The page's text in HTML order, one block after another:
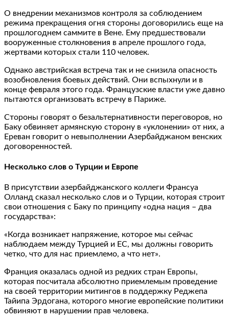
О внедрении механизмов контроля за соблюдением
режима прекращения огня стороны договорились еще на
прошлогоднем саммите в Вене. Ему предшествовали
вооруженные столкновения в апреле прошлого года,
жертвами которых стали 110 человек.
Однако австрийская встреча так и не снизила опасность
возобновления боевых действий. Они вспыхнули и в
конце февраля этого года. Французские власти уже давно
пытаются организовать встречу в Париже.
Стороны говорят о безальтернативности переговоров, но
Баку обвиняет армянскую сторону в «уклонении» от них, а
Ереван говорит о невыполнении Азербайджаном венских
договоренностей.
Несколько слов о Турции и Европе
В присутствии азербайджанского коллеги Франсуа
Олланд сказал несколько слов и о Турции, которая строит
свои отношения с Баку по принципу «одна нация – два
государства»:
«Когда возникает напряжение, которое мы сейчас
наблюдаем между Турцией и ЕС, мы должны говорить
четко, что для нас приемлемо, а что нет».
Франция оказалась одной из редких стран Европы,
которая посчитала абсолютно приемлемым проведение
на своей территории митингов в поддержку Реджепа
Тайипа Эрдогана, которого многие европейские политики
обвиняют в нарушении прав человека.